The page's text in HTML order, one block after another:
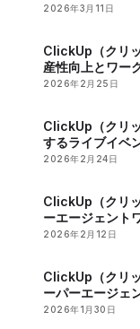
2026年3月11日
ClickUp（クリ
産性向上とワー
表
2026年2月25日
ClickUp（クリ
するライブイベ
2026年2月24日
ClickUp（クリ
ーエージェント
ベントを開催
2026年2月12日
ClickUp（クリ
ーパーエージェ
上
2026年1月30日